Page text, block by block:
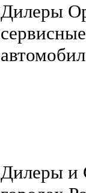
Дилеры
Дилеры и